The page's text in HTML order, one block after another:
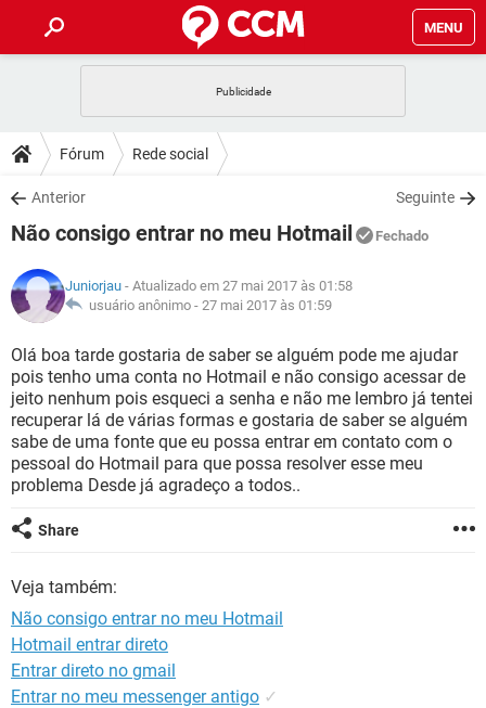
MENU
CELULAR
OUTLOOK
INSTAGRAM GMAIL
GUIA DE COMPRAS
DICAS
JOGOS
INSTAGRAM GMAIL
GUIA DE COMPRAS
DOWNLOADS
JOGOS WHATSAPP
CELULAR
OUTLOOK EXCEL
INSTAGRAM GMAIL
GUIA DE COMPRAS
JOGOS WHATSAPP
CELULAR
OUTLOOK EXCEL
INSTAGRAM GMAIL
GUIA DE COMPRAS
GLOSSÁRIO
JOGOS WHATSAPP
CELULAR FACEBOOK
OUTLOOK EXCEL
INSTAGRAM
GUIA DE COMPRAS
Fórum Rede social
Anterior Seguinte
Não consigo entrar no meu Hotmail Fechado
Juniorjau - Atualizado em 27 mai 2017 às 01:58
usuário anônimo - 27 mai 2017 às 01:59
Olá boa tarde gostaria de saber se alguém pode me ajudar
pois tenho uma conta no Hotmail e não consigo acessar de
jeito nenhum pois esqueci a senha e não me lembro já tentei
recuperar lá de várias formas e gostaria de saber se alguém
sabe de uma fonte que eu possa entrar em contato com o
pessoal do Hotmail para que possa resolver esse meu
problema Desde já agradeço a todos..
Share
Veja também:
Não consigo entrar no meu Hotmail
Hotmail entrar direto
Entrar direto no gmail
Entrar no meu messenger antigo ✓